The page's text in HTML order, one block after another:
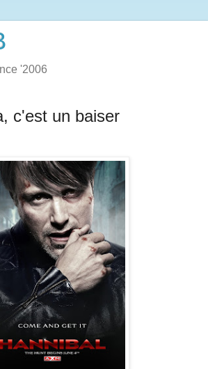
'2006
c'est un baiser